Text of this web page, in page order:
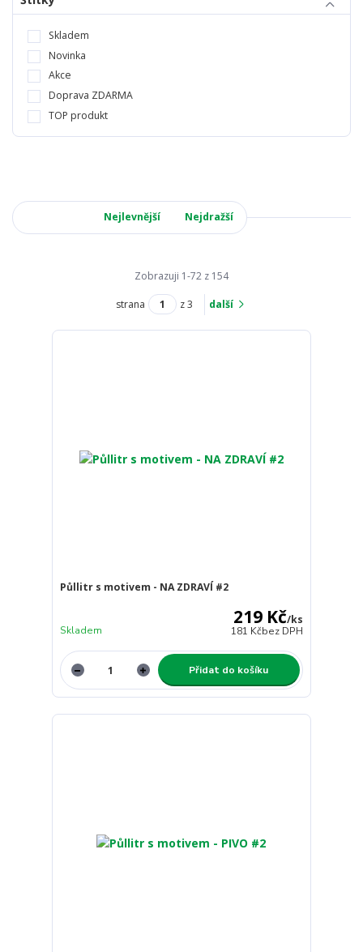
Skladem
Novinka
Akce
Doprava ZDARMA
TOP produkt
Nejlevnější Nejdražší
Zobrazuji 1-72 z 154
strana z 3 další
Půllitr s motivem - NA ZDRAVÍ #2
219 Kč/ks
181 Kčbez DPH
Skladem
Přidat do košíku